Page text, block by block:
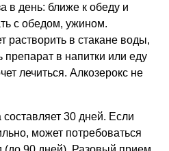
в день: ближе к обеду и
с обедом, ужином.
в стакане воды,
в напитки или еду
лечиться. Алкозерокс не
30 дней. Если
может потребоваться